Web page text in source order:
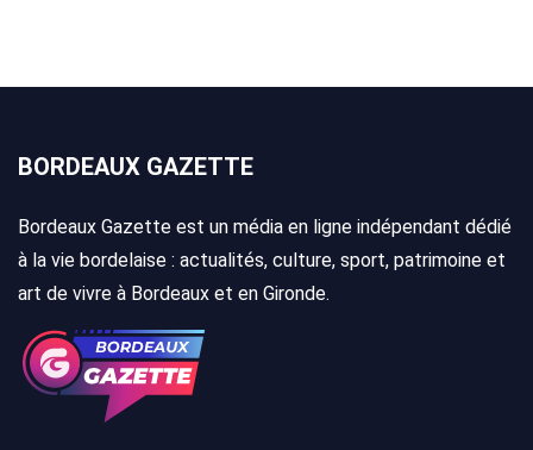
BORDEAUX GAZETTE
Bordeaux Gazette est un média en ligne indépendant dédié
à la vie bordelaise : actualités, culture, sport, patrimoine et
art de vivre à Bordeaux et en Gironde.